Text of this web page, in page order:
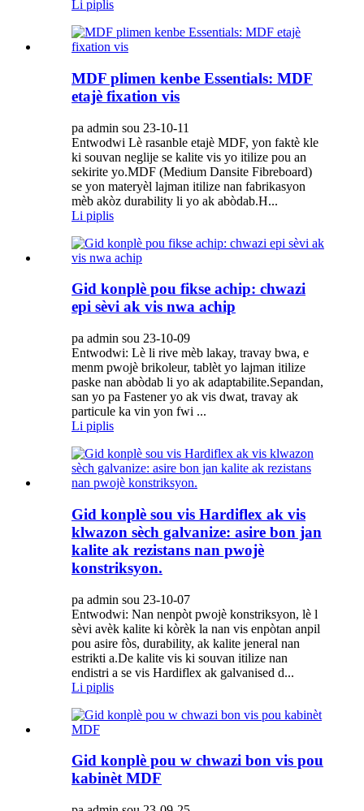
Li piplis
MDF plimen kenbe Essentials: MDF
etajè fixation vis
pa admin sou 23-10-11
Entwodwi Lè rasanble etajè MDF, yon faktè kle
ki souvan neglije se kalite vis yo itilize pou an
sekirite yo.MDF (Medium Dansite Fibreboard)
se yon materyèl lajman itilize nan fabrikasyon
mèb akòz durability li yo ak abòdab.H...
Li piplis
Gid konplè pou fikse achip: chwazi
epi sèvi ak vis nwa achip
pa admin sou 23-10-09
Entwodwi: Lè li rive mèb lakay, travay bwa, e
menm pwojè brikoleur, tablèt yo lajman itilize
paske nan abòdab li yo ak adaptabilite.Sepandan,
san yo pa Fastener yo ak vis dwat, travay ak
particule ka vin yon fwi ...
Li piplis
Gid konplè sou vis Hardiflex ak vis
klwazon sèch galvanize: asire bon jan
kalite ak rezistans nan pwojè
konstriksyon.
pa admin sou 23-10-07
Entwodwi: Nan nenpòt pwojè konstriksyon, lè l
sèvi avèk kalite ki kòrèk la nan vis enpòtan anpil
pou asire fòs, durability, ak kalite jeneral nan
estrikti a.De kalite vis ki souvan itilize nan
endistri a se vis Hardiflex ak galvanised d...
Li piplis
Gid konplè pou w chwazi bon vis pou
kabinèt MDF